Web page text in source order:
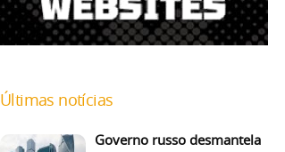
Últimas notícias
Governo russo desmantela